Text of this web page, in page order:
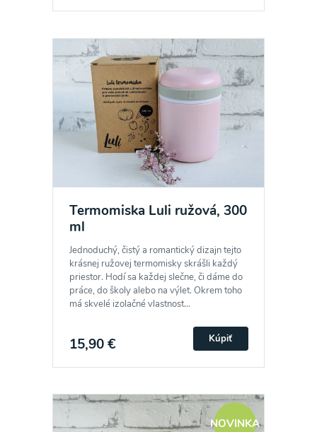
Termomiska Luli ružová, 300
ml
Jednoduchý, čistý a romantický dizajn tejto
krásnej ružovej termomisky skrášli každý
priestor. Hodí sa každej slečne, či dáme do
práce, do školy alebo na výlet. Okrem toho
má skvelé izolačné vlastnost...
15,90 € Kúpiť
NOVINKA
Odber noviniek a akcií
Odoslaním registrácie na Newsletter súhlasím so
zasielania newsletteru a potvrdzujem, že som si
údajova súhlasím s nimi.
Súhlasím